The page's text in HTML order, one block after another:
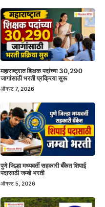
महाराष्ट्रात शिक्षक पदांच्या 30,290
जागांसाठी भरती प्रक्रिया सुरू
ऑगस्ट 7, 2026
पुणे जिल्हा मध्यवर्ती सहकारी बँकेत शिपाई
पदासाठी जम्बो भरती
ऑगस्ट 5, 2026